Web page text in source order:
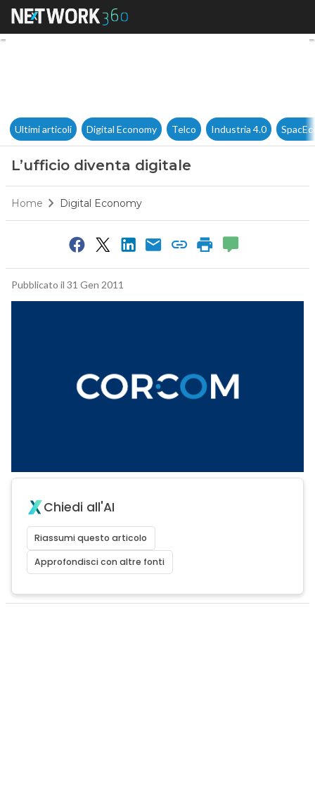
L’ufficio diventa digitale
Ultimi articoli Digital Economy Telco Industria 4.0
L’ufficio diventa digitale
Home Digital Economy
Pubblicato il 31 Gen 2011
Chiedi all'AI
Riassumi questo articolo
Approfondisci con altre fonti